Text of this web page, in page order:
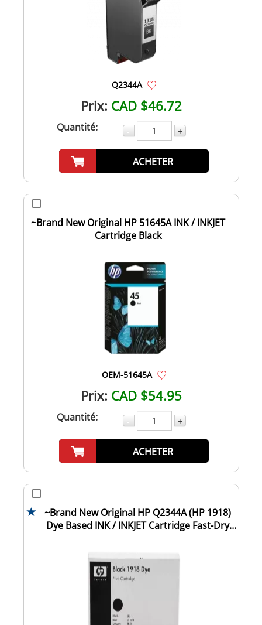
Q2344A
Prix: CAD $46.72
Quantité: - +
ACHETER
~Brand New Original HP 51645A INK / INKJET
Cartridge Black
OEM-51645A
Prix: CAD $54.95
Quantité: - +
ACHETER
~Brand New Original HP Q2344A (HP 1918)
Dye Based INK / INKJET Cartridge Fast-Dry